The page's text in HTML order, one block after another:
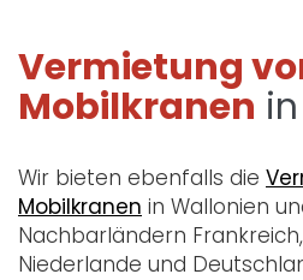
Vermietung
Mobilkranen
Wir bieten ebenfalls die
Mobilkranen in Wallonien
Nachbarländern
Niederlande und